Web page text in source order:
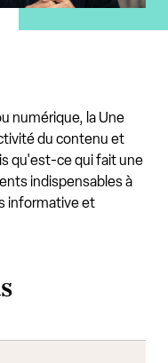
numérique, la Une
du contenu et
qu'est-ce qui fait une
indispensables à
informative et